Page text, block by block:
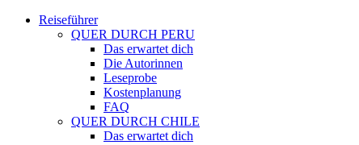
Reiseführer
QUER DURCH PERU
Das erwartet dich
Die Autorinnen
Leseprobe
Kostenplanung
FAQ
QUER DURCH CHILE
Das erwartet dich